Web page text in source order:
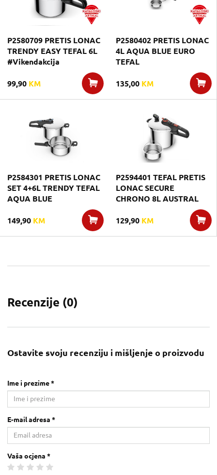
P2580709 PRETIS LONAC
TRENDY EASY TEFAL 6L
#Vikendakcija
99,90 KM
P2580402 PRETIS LONAC
4L AQUA BLUE EURO
TEFAL
135,00 KM
P2584301 PRETIS LONAC
SET 4+6L TRENDY TEFAL
AQUA BLUE
149,90 KM
P2594401 TEFAL PRETIS
LONAC SECURE
CHRONO 8L AUSTRAL
129,90 KM
Recenzije (0)
Ostavite svoju recenziju i mišljenje o proizvodu
Ime i prezime *
E-mail adresa *
Vaša ocjena *